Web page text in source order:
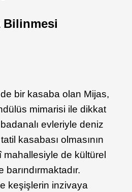
Bilinmesi
bir kasaba olan Mijas,
mimarisi ile dikkat
evleriyle deniz
kasabası olmasının
mahallesiyle de kültürel
keşişlerin inzivaya